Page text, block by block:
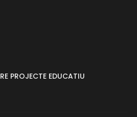
PROJECTE EDUCATIU